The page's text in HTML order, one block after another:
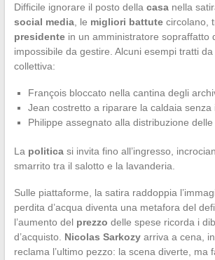
Difficile ignorare il posto della casanella
social media, le migliori battutecircolano,
presidentein un amministratore sopraffatto
impossibile da gestire. Alcuni esempi tratti
collettiva:
François bloccato nella cantina degli
Jean costretto a riparare la caldaia senza
Philippe assegnato alla distribuzione delle
La politicasi invita fino all’ingresso,
smarrito tra il salotto e la lavanderia.
Sulle piattaforme, la satira raddoppia
perdita d’acqua diventa una metafora del
l’aumento del prezzo delle spese ricorda i
d’acquisto. Nicolas Sarkozyarriva a cena,
reclama l’ultimo pezzo: la scena diverte, ma